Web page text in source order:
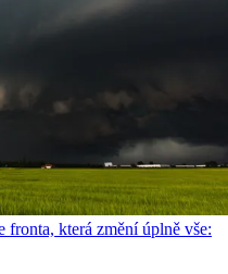
fronta, která změní úplně vše: